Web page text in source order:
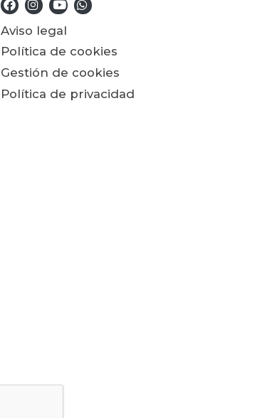
Aviso legal
Política de cookies
Gestión de cookies
Política de privacidad